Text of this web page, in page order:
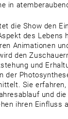
in
die Show den
des Lebens
Animationen
den
und
der
Sie erfahren,
und
ihren Einfluss